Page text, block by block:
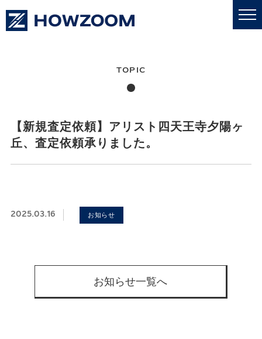
更新情報
採用情報
【新規査定依頼】アリスト四天王寺夕陽ヶ
丘、査定依頼承りました。
2025.03.16 お知らせ
お知らせ一覧へ